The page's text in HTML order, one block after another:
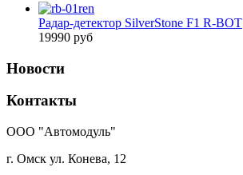
Радар-детектор SilverStone F1 R-BOT
19990 руб
Новости
Контакты
ООО "Автомодуль"
г. Омск ул. Конева, 12